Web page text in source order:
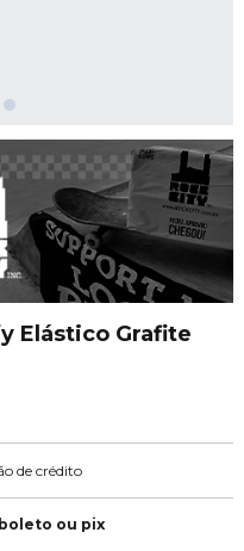
Elástico Grafite
de crédito
ou pix